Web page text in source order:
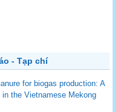
- Tạp chí
for biogas production: A
the Vietnamese Mekong